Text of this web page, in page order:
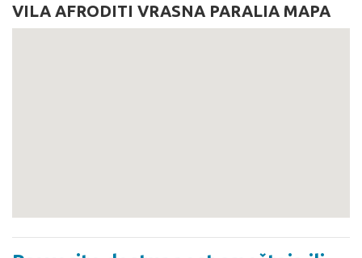
VILA AFRODITI VRASNA PARALIA MAPA